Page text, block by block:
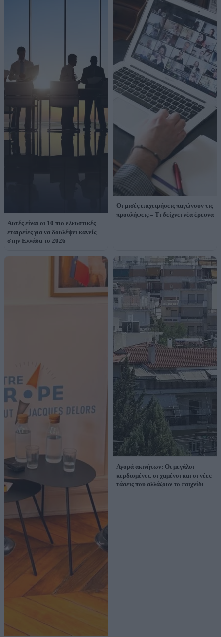
Αυτές είναι οι 10 πιο ελκυστικές
εταιρείες για να δουλέψει κανείς
στην Ελλάδα το 2026
Οι μισές επιχειρήσεις παγώνουν τις
προσλήψεις – Τι δείχνει νέα έρευνα
Αγορά ακινήτων: Οι μεγάλοι
κερδισμένοι, οι χαμένοι και οι νέες
τάσεις που αλλάζουν το παιχνίδι